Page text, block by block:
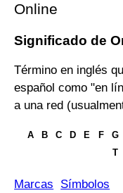
Online
Significado de
Término en inglés
español como "en
a una red
A B C D E F G
T
Marcas Símbolos